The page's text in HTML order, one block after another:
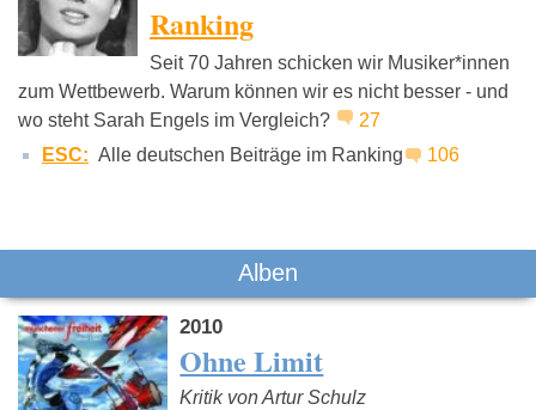
Böhse Onkelz
Die
Fantastischen
Vier
Ranking
Seit 70 Jahren schicken wir Musiker*innen
zum Wettbewerb. Warum können wir es nicht besser - und
wo steht Sarah Engels im Vergleich?
27
ESC: Alle deutschen Beiträge im Ranking 106
Alben
2010
Ohne Limit
Kritik von Artur Schulz